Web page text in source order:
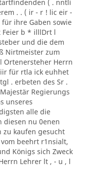
( . nntli
. . ( ir - r ! lic eir -
für ihre Gaben sowie
Feier b * illlDrt l
und die dem
Nirtmeister zum
Ortenersteher Herrn
für rtla ick euhhet
. erbeten des Sr .
Regierungs
unseres
alle die
diesen nu 0enen
zu kaufen gesucht
beehrt r1nsialt,
Königs sich Zweck
Lehrer lt , - u , l